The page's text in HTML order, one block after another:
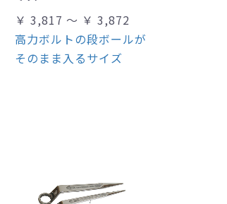
￥ 3,817 ～ ￥ 3,872
高力ボルトの段ボールが
そのまま入るサイズ